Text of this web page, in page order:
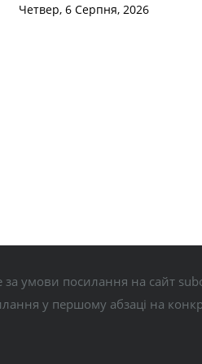
Четвер, 6 Серпня, 2026
умови посилання на сайт
у першому абзаці на